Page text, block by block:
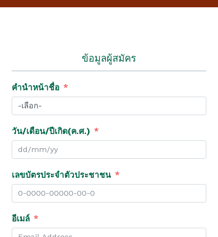
ข้อมูลผู้สมัคร
คำนำหน้าชื่อ
วัน/เดือน/ปีเกิด(ค.ศ.)
เลขบัตรประจำตัวประชาชน
อีเมล์